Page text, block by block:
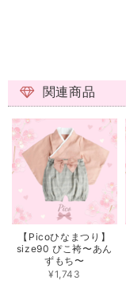
関連商品
【Picoひなまつり】
size90 ぴこ袴〜あん
ずもち〜
¥1,743